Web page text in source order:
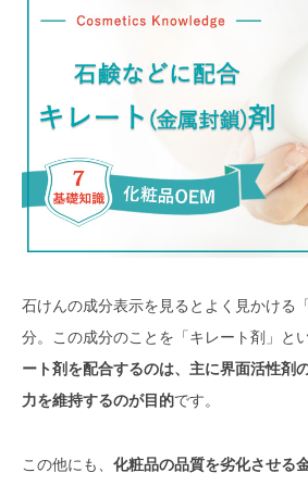
石けんの成分表示を見るとよく見かける
分。この成分のことを「キレート剤」とい
ート剤を配合するのは、主に界面活性剤
力を維持するのが目的です。
この他にも、 化粧品の品質を劣化させる